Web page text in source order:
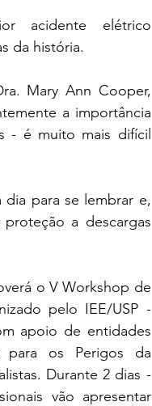
acidente elétrico
da história.
Mary Ann Cooper,
a importância
- é muito mais difícil
dia para se lembrar e,
a descargas
o V Workshop de
pelo IEE/USP -
apoio de entidades
para os Perigos da
Durante 2 dias -
vão apresentar